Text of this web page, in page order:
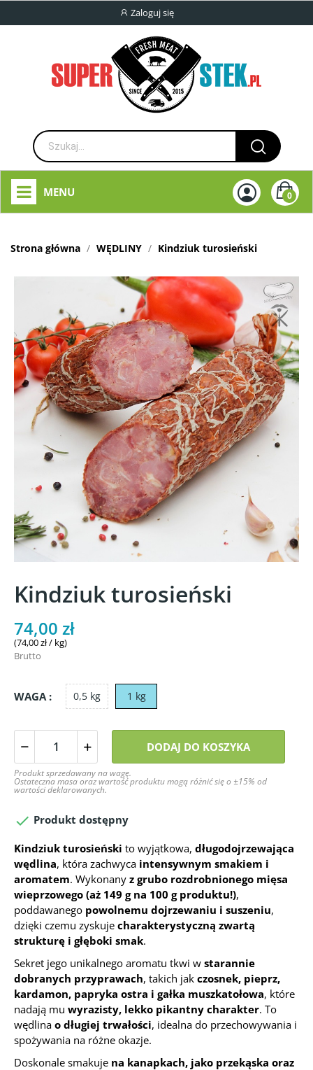
Zaloguj się
0
MENU
Strona główna WĘDLINY Kindziuk turosieński
Kindziuk turosieński
74,00 zł
(74,00 zł / kg)
Brutto
WAGA : 0,5 kg 1 kg
DODAJ DO KOSZYKA
Produkt sprzedawany na wagę.
Ostateczna masa oraz wartość produktu mogą różnić się o ±15% od
wartości deklarowanych.
 Produkt dostępny
Kindziuk turosieński to wyjątkowa, długodojrzewająca
wędlina, która zachwyca intensywnym smakiem i
aromatem. Wykonany z grubo rozdrobnionego mięsa
wieprzowego (aż 149 g na 100 g produktu!),
poddawanego powolnemu dojrzewaniu i suszeniu,
dzięki czemu zyskuje charakterystyczną zwartą
strukturę i głęboki smak.
Sekret jego unikalnego aromatu tkwi w starannie
dobranych przyprawach, takich jak czosnek, pieprz,
kardamon, papryka ostra i gałka muszkatołowa, które
nadają mu wyrazisty, lekko pikantny charakter. To
wędlina o długiej trwałości, idealna do przechowywania i
spożywania na różne okazje.
Doskonale smakuje na kanapkach, jako przekąska oraz